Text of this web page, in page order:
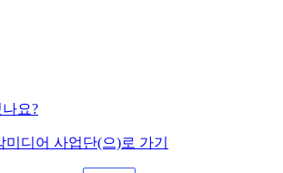
요?
디어 사업단(으)로 가기